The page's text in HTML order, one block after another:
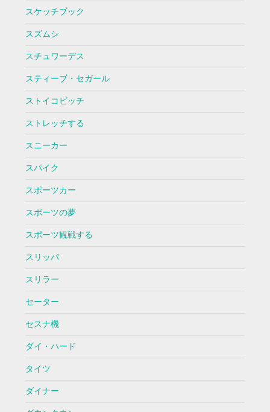
スケッチブック
スズムシ
スチュワーデス
スティーブ・セガール
ストイコビッチ
ストレッチする
スニーカー
スパイク
スポーツカー
スポーツの夢
スポーツ観戦する
スリッパ
スリラー
セーター
セスナ機
ダイ・ハード
タイツ
ダイナー